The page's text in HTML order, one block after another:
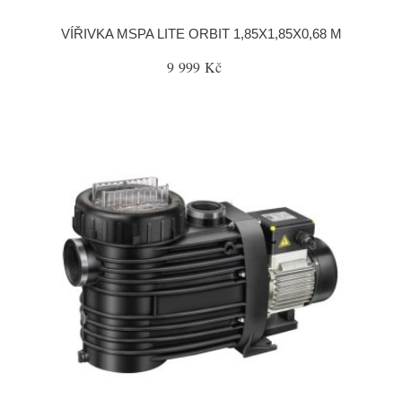
VÍŘIVKA MSPA LITE ORBIT 1,85X1,85X0,68 M
9 999 Kč